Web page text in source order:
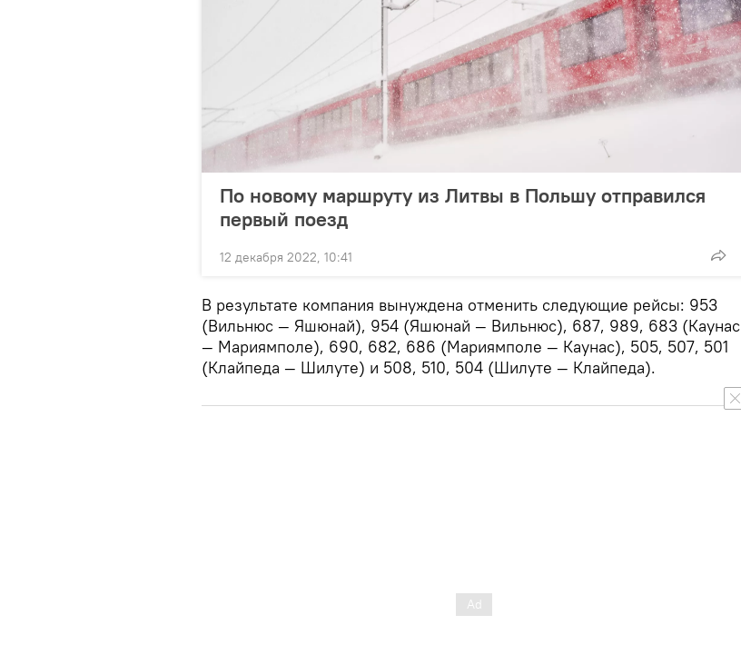
По новому маршруту из Литвы в Польшу отправился
первый поезд
12 декабря 2022, 10:41
В результате компания вынуждена отменить следующие рейсы: 953
(Вильнюс — Яшюнай), 954 (Яшюнай — Вильнюс), 687, 989, 683 (Каунас
— Мариямполе), 690, 682, 686 (Мариямполе — Каунас), 505, 507, 501
(Клайпеда — Шилуте) и 508, 510, 504 (Шилуте — Клайпеда).